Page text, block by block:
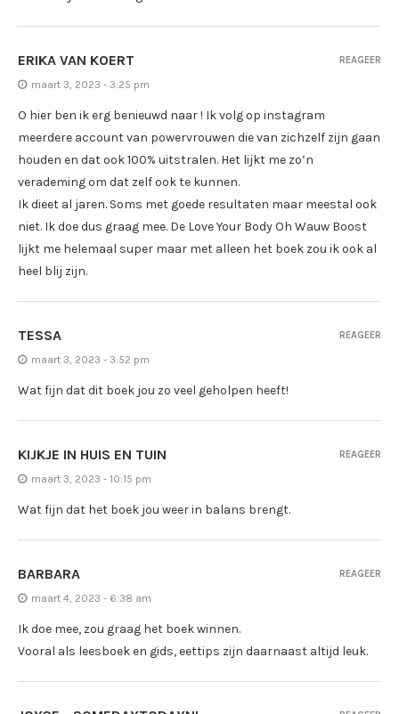
ERIKA VAN KOERT
maart 3, 2023 - 3:25 pm
O hier ben ik erg benieuwd naar ! Ik volg op instagram
meerdere account van powervrouwen die van zichzelf zijn gaan
houden en dat ook 100% uitstralen. Het lijkt me zo’n
verademing om dat zelf ook te kunnen.
Ik dieet al jaren. Soms met goede resultaten maar meestal ook
niet. Ik doe dus graag mee. De Love Your Body Oh Wauw Boost
lijkt me helemaal super maar met alleen het boek zou ik ook al
heel blij zijn.
REAGEER
TESSA
maart 3, 2023 - 3:52 pm
Wat fijn dat dit boek jou zo veel geholpen heeft!
REAGEER
KIJKJE IN HUIS EN TUIN
maart 3, 2023 - 10:15 pm
Wat fijn dat het boek jou weer in balans brengt.
REAGEER
BARBARA
maart 4, 2023 - 6:38 am
Ik doe mee, zou graag het boek winnen.
Vooral als leesboek en gids, eettips zijn daarnaast altijd leuk.
REAGEER